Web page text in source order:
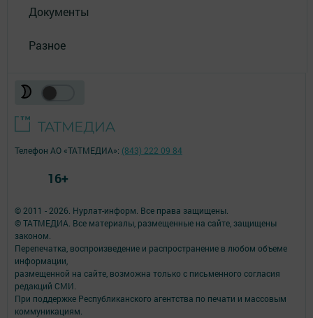
Документы
Разное
© 2011 - 2026. Нурлат-⁠информ. Все права защищены.
© ТАТМЕДИА. Все материалы, размещенные на сайте, защищены
законом.
Перепечатка, воспроизведение и распространение в любом объеме
информации,
размещенной на сайте, возможна только с письменного согласия
редакций СМИ.
При поддержке Республиканского агентства по печати и массовым
коммуникациям.
Телефон АО «ТАТМЕДИА»: (843) 222 09 84
16+